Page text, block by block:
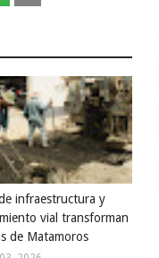
infraestructura y
vial transforman
de Matamoros